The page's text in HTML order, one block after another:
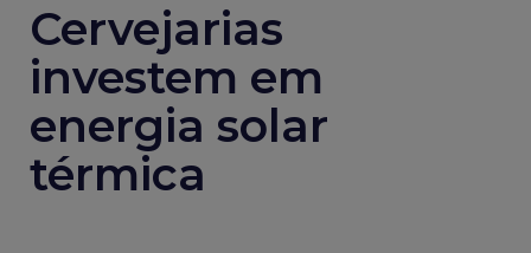
Cervejarias
investem em
energia solar
térmica